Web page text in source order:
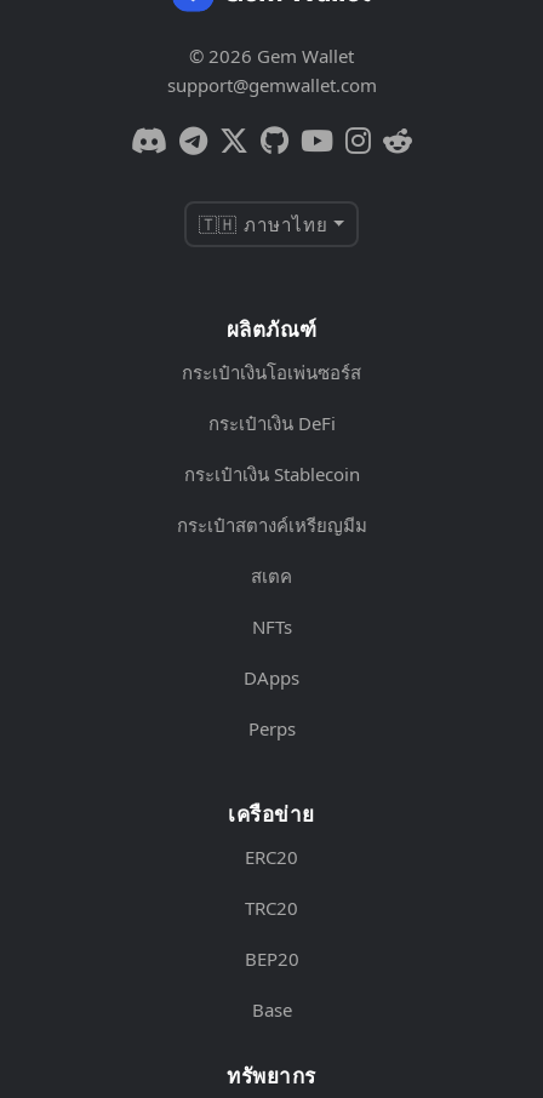
© 2026 Gem Wallet
support@gemwallet.com
🇹🇭 ภาษาไทย
ผลิตภัณฑ์
กระเป๋าเงินโอเพ่นซอร์ส
กระเป๋าเงิน DeFi
กระเป๋าเงิน Stablecoin
กระเป๋าสตางค์เหรียญมีม
สเตค
NFTs
DApps
Perps
เครือข่าย
ERC20
TRC20
BEP20
Base
ทรัพยากร